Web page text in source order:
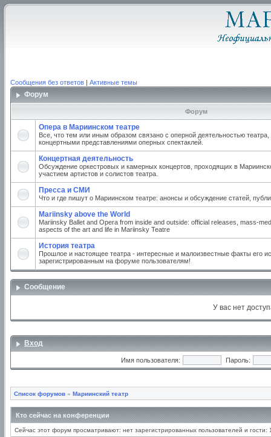
Сообщения без ответов | Активные темы
Форум
Форум
Опера в Мариинском театре
Все, что тем или иным образом связано с оперной деятельностью
концертными представлениями оперных спектаклей.
Концертная деятельность
Обсуждение оркестровых и камерных концертов, проходящих в
участием артистов и солистов театра.
Пресса и СМИ
Что и где пишут о Мариинском театре: анонсы и обсуждение статей,
Mariinsky above the World
Mariinsky Ballet and Opera from inside and outside: official releases, mass-
aspects of the art and life in Mariinsky Teatre
История театра
Прошлое и настоящее театра - интересные и малоизвестные факты его
зарегистрированным на форуме пользователям!
Сообщение
У вас нет
Вход
Имя пользователя: Пароль:
Список форумов » Мариинский театр
Кто сейчас на конференции
Сейчас этот форум просматривают: нет зарегистрированных пользователей и гости: